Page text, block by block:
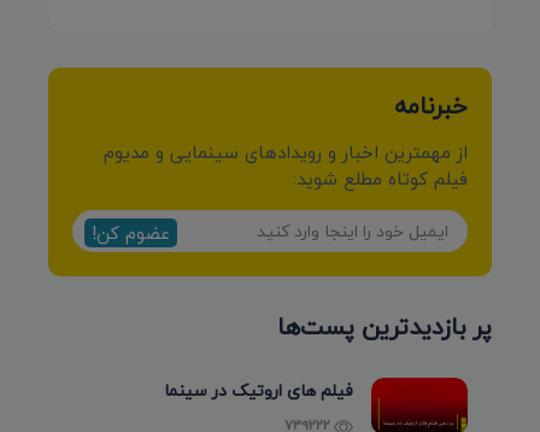
خبرنامه
از مهمترین اخبار و رویدادهای سینمایی و مدیوم
فیلم کوتاه مطلع شوید:
عضوم کن!
پر بازدیدترین پست‌ها
فیلم های اروتیک در سینما